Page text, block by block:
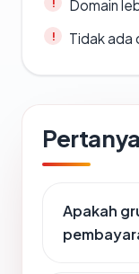
Domain
Tidak ada
Apakah